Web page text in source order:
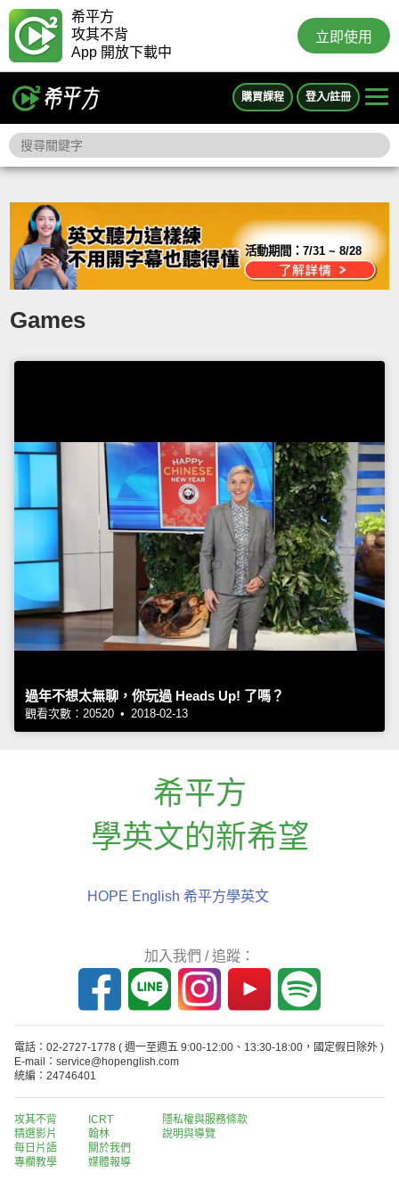
希平方
攻其不背
App 開放下載中
立即使用
購買課程 登入/註冊
活動期間：7/31 ~ 8/28
Games
過年不想太無聊，你玩過 Heads Up! 了嗎？
觀看次數：20520 • 2018-02-13
希平方
學英文的新希望
HOPE English 希平方學英文
加入我們 / 追蹤：
電話：02-2727-1778 ( 週一至週五 9:00-12:00、13:30-18:00，國定假日除外 )
E-mail：service@hopenglish.com
統編：24746401
攻其不背
精選影片
每日片語
專欄教學
ICRT
翰林
關於我們
媒體報導
隱私權與服務條款
說明與導覽